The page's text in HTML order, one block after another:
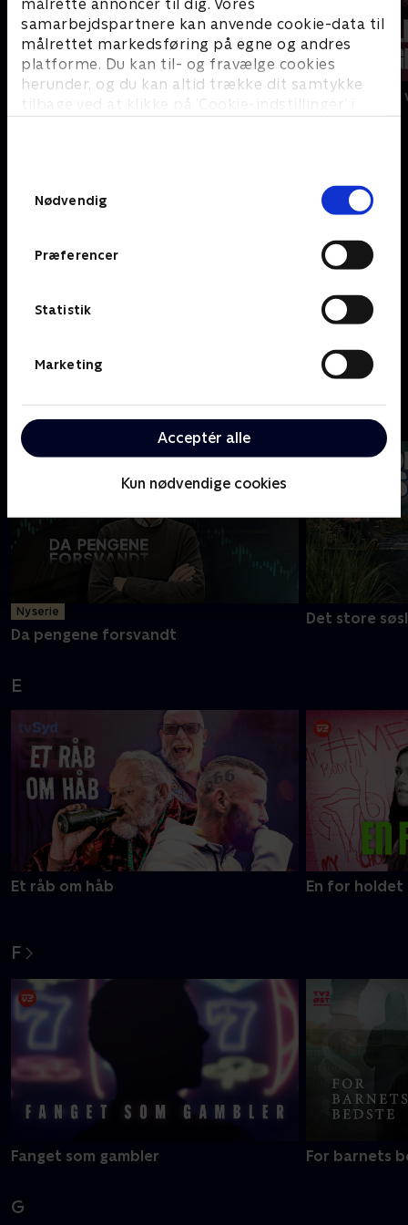
samarbejdspartnere kan anvende cookie-data til
målrettet markedsføring på egne og andres
platforme. Du kan til- og fravælge cookies
herunder, og du kan altid trække dit samtykke
tilbage ved at klikke på ’Cookie-indstillinger’ i
Nødvendig
Præferencer
Statistik
Marketing
Acceptér alle
Kun nødvendige cookies
Borte med blæsten Bestseller
Catfish: The TV Show
Ny serie
Da pengene forsvandt
Det store
E
Et råb om håb En for holdet
F
Fanget som gambler For barnets
G